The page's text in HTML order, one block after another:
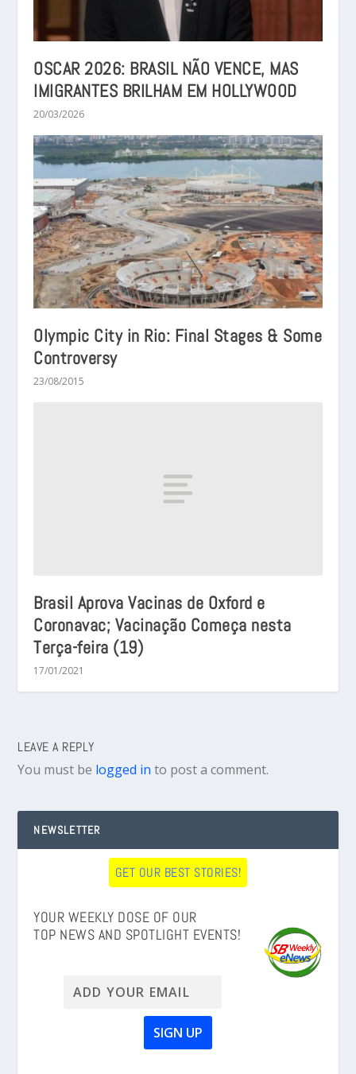
OSCAR 2026: BRASIL NÃO VENCE, MAS
IMIGRANTES BRILHAM EM HOLLYWOOD
20/03/2026
Olympic City in Rio: Final Stages & Some
Controversy
23/08/2015
Brasil Aprova Vacinas de Oxford e
Coronavac; Vacinação Começa nesta
Terça-feira (19)
17/01/2021
LEAVE A REPLY
You must be logged in to post a comment.
NEWSLETTER
GET OUR BEST STORIES!
YOUR WEEKLY DOSE OF OUR
TOP NEWS AND SPOTLIGHT EVENTS!